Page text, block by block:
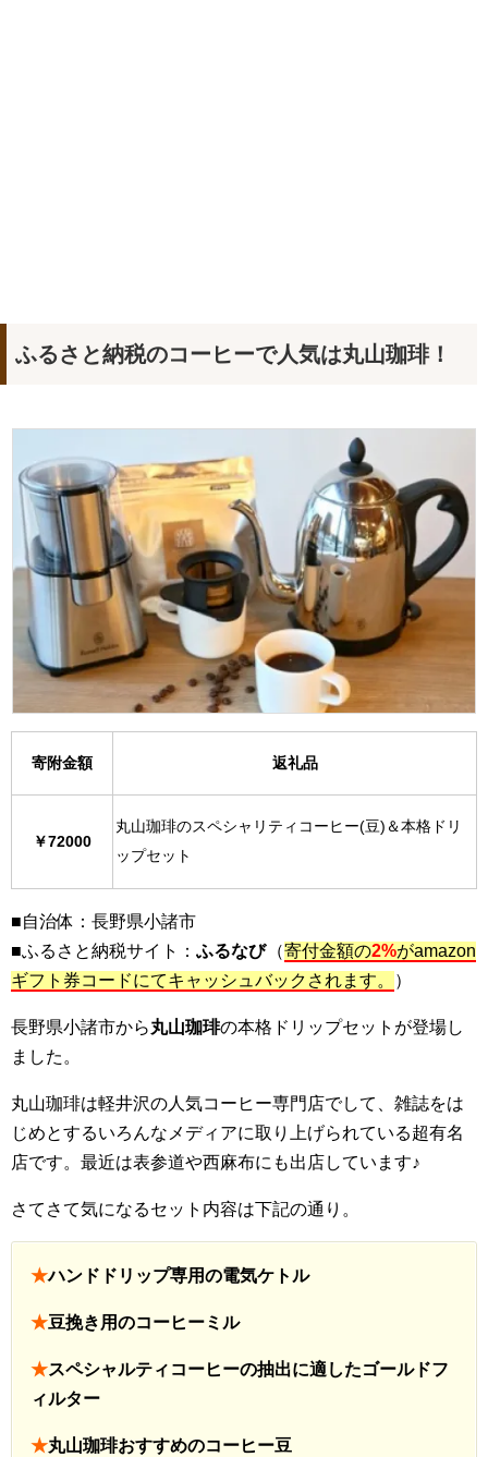
ふるさと納税のコーヒーで人気は丸山珈琲！
寄附金額 返礼品
￥72000
丸山珈琲のスペシャリティコーヒー(豆)＆本格ドリ
ップセット
■自治体：長野県小諸市
■ふるさと納税サイト： ふるなび （寄付金額の2%がamazon
ギフト券コードにてキャッシュバックされます。
）
長野県小諸市から丸山珈琲の本格ドリップセットが登場し
ました。
丸山珈琲は軽井沢の人気コーヒー専門店でして、雑誌をは
じめとするいろんなメディアに取り上げられている超有名
店です。最近は表参道や西麻布にも出店しています♪
さてさて気になるセット内容は下記の通り。
★ハンドドリップ専用の電気ケトル
★豆挽き用のコーヒーミル
★スペシャルティコーヒーの抽出に適したゴールドフ
ィルター
★丸山珈琲おすすめのコーヒー豆